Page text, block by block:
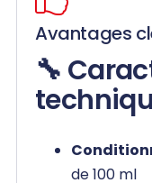
Avantages
🔧
de 100 ml